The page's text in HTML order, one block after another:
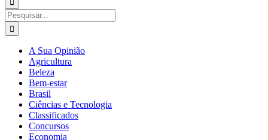
para:
Buscar
resultados
para:
A Sua Opinião
Agricultura
Beleza
Bem-estar
Brasil
Ciências e Tecnologia
Classificados
Concursos
Economia